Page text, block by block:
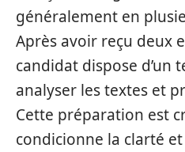
généralement en
Après avoir reçu deux
candidat dispose d’un
analyser les textes et
Cette préparation est
condicionne la clarté